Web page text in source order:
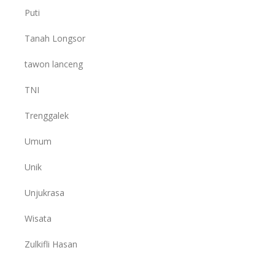
Puti
Tanah Longsor
tawon lanceng
TNI
Trenggalek
Umum
Unik
Unjukrasa
Wisata
Zulkifli Hasan